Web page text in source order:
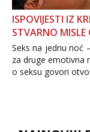
ISPOVIJESTI IZ
STVARNO MISLE
Seks na jednu noć
za druge emotivna
o seksu govori
dalje izaziva